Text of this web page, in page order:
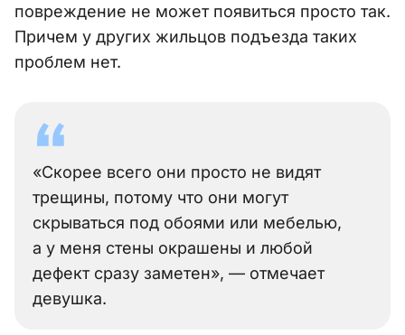
повреждение не может появиться просто так.
Причем у других жильцов подъезда таких
проблем нет.
«Скорее всего они просто не видят
трещины, потому что они могут
скрываться под обоями или мебелью,
а у меня стены окрашены и любой
дефект сразу заметен», — отмечает
девушка.